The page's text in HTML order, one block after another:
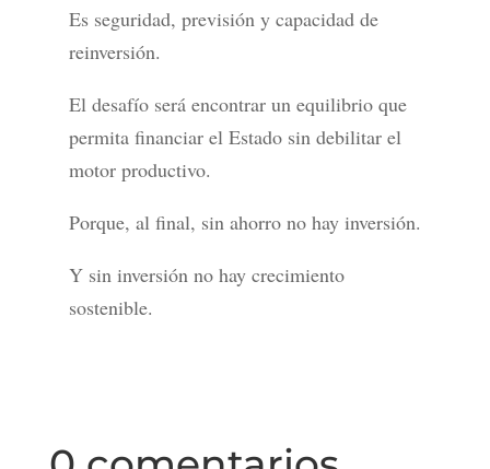
Es seguridad, previsión y capacidad de
reinversión.
El desafío será encontrar un equilibrio que
permita financiar el Estado sin debilitar el
motor productivo.
Porque, al final, sin ahorro no hay inversión.
Y sin inversión no hay crecimiento
sostenible.